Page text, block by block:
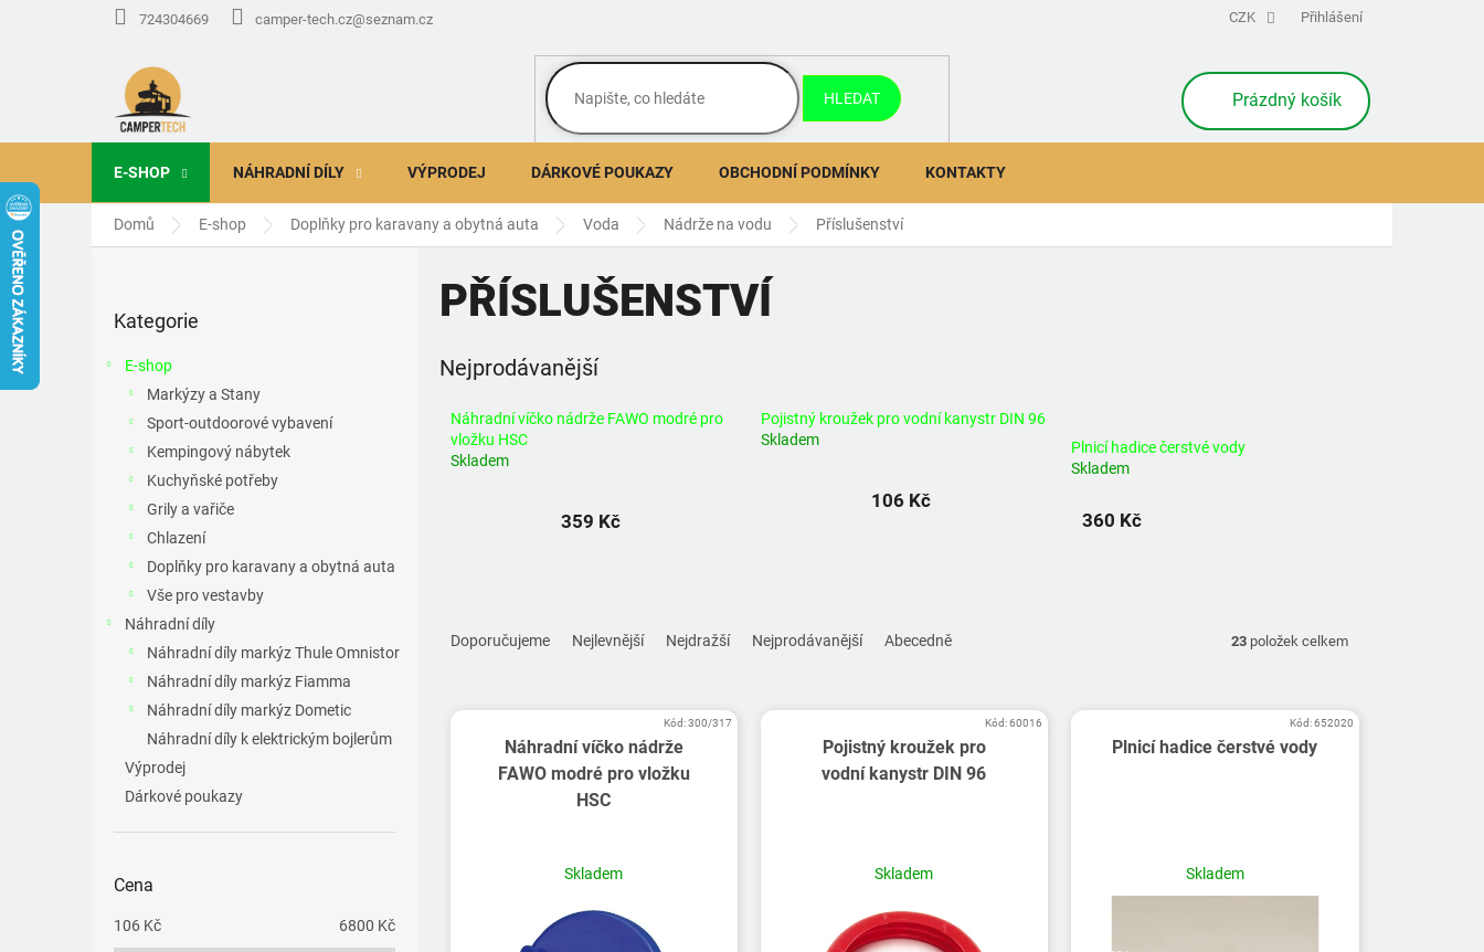
724304669 camper-tech.cz@seznam.cz CZK Přihlášení
HLEDAT
NÁKUPNÍ
KOŠÍK
Prázdný košík
E-SHOP NÁHRADNÍ DÍLY VÝPRODEJ DÁRKOVÉ POUKAZY OBCHODNÍ PODMÍNKY KONTAKTY
Domů E-shop Doplňky pro karavany a obytná auta Voda Nádrže na vodu Příslušenství
kategorie
Kategorie
E-shop
Markýzy a Stany
Sport-outdoorové vybavení
Kempingový nábytek
Kuchyňské potřeby
Grily a vařiče
Chlazení
Doplňky pro karavany a obytná auta
Vše pro vestavby
Náhradní díly
Náhradní díly markýz Thule Omnistor
Náhradní díly markýz Fiamma
Náhradní díly markýz Dometic
Náhradní díly k elektrickým bojlerům
Výprodej
Dárkové poukazy
Cena
106 Kč 6800 Kč
PŘÍSLUŠENSTVÍ
Nejprodávanější
Náhradní víčko nádrže FAWO modré pro
vložku HSC
Skladem
359 Kč
Pojistný kroužek pro vodní kanystr DIN 96
Skladem
106 Kč
Plnicí hadice čerstvé vody
Skladem
360 Kč
Doporučujeme Nejlevnější Nejdražší Nejprodávanější Abecedně 23 položek celkem
Náhradní víčko nádrže
FAWO modré pro vložku
HSC
Skladem
Kód:300/317
Pojistný kroužek pro
vodní kanystr DIN 96
Skladem
Kód:60016
Plnicí hadice čerstvé vody
Skladem
Kód:652020